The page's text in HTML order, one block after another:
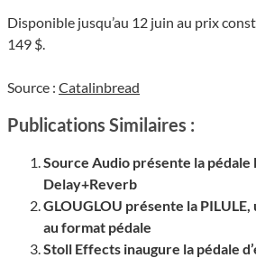
Disponible jusqu’au 12 juin au prix
149 $.
Source : Catalinbread
Publications Similaires :
Source Audio présente la
Delay+Reverb
GLOUGLOU présente la PILULE,
au format pédale
Stoll Effects inaugure la pédale